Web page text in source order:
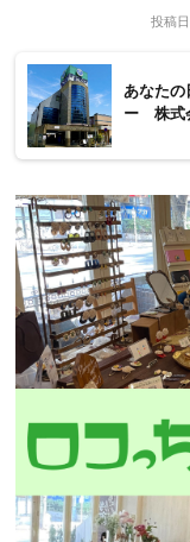
投稿日
あなた
ー 株式